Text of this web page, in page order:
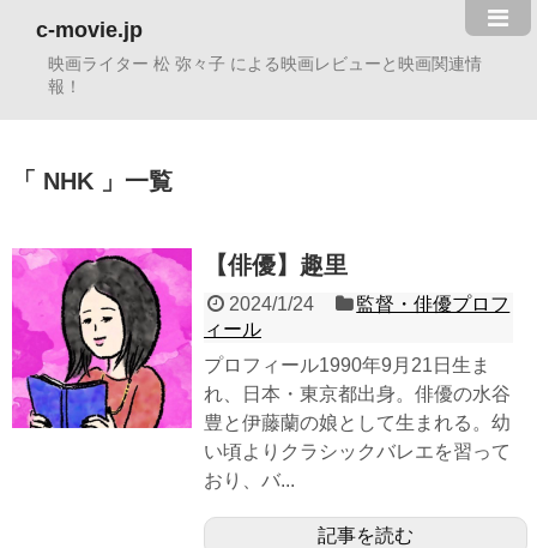
c-movie.jp
映画ライター 松 弥々子 による映画レビューと映画関連情
報！
NHK 一覧
【俳優】趣里
2024/1/24
監督・俳優プロフ
ィール
プロフィール1990年9月21日生ま
れ、日本・東京都出身。俳優の水谷
豊と伊藤蘭の娘として生まれる。幼
い頃よりクラシックバレエを習って
おり、バ...
記事を読む